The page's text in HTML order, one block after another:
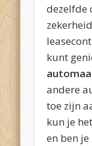
dezelfde
kunt
andere
toe zijn
kun je
en ben